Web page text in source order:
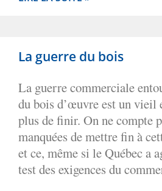
La guerre du bois
La guerre commerciale
du bois d’œuvre est un vieil
plus de finir. On ne compte
manquées de mettre fin à
et ce, même si le Québec a
test des exigences du